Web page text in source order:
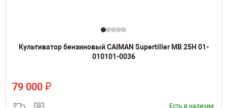
Культиватор бензиновый CAIMAN Supertiller MB 25H 01-
010101-0036
79 000 ₽
Есть в наличии